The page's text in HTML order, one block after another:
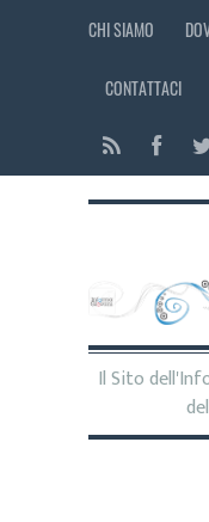
CHI SIAMO
CONTATTACI
Il Sito